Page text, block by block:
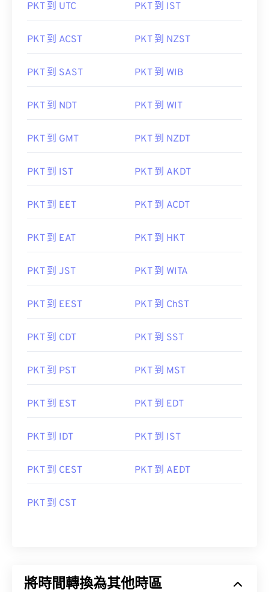
PKT 到 UTC PKT 到 IST
PKT 到 ACST PKT 到 NZST
PKT 到 SAST PKT 到 WIB
PKT 到 NDT PKT 到 WIT
PKT 到 GMT PKT 到 NZDT
PKT 到 IST PKT 到 AKDT
PKT 到 EET PKT 到 ACDT
PKT 到 EAT PKT 到 HKT
PKT 到 JST PKT 到 WITA
PKT 到 EEST PKT 到 ChST
PKT 到 CDT PKT 到 SST
PKT 到 PST PKT 到 MST
PKT 到 EST PKT 到 EDT
PKT 到 IDT PKT 到 IST
PKT 到 CEST PKT 到 AEDT
PKT 到 CST
將時間轉換為其他時區